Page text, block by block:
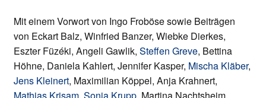
Mit einem Vorwort von Ingo Froböse sowie Beiträgen
von Eckart Balz, Winfried Banzer, Wiebke Dierkes,
Eszter Füzéki, Angeli Gawlik, Steffen Greve, Bettina
Höhne, Daniela Kahlert, Jennifer Kasper, Mischa Kläber,
Jens Kleinert, Maximilian Köppel, Anja Krahnert,
Mathias Krisam, Sonja Krupp, Martina Nachtsheim,